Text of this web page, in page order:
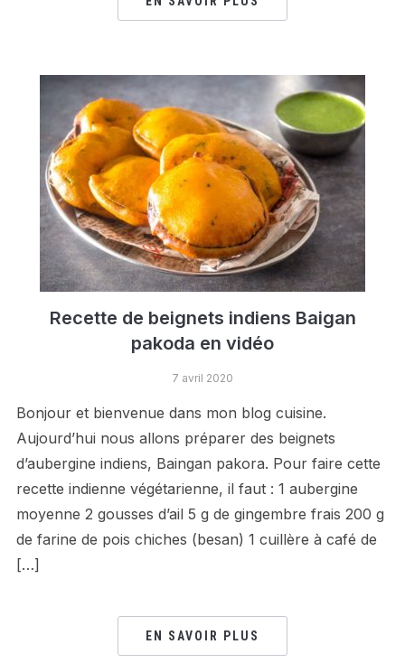
Recette de beignets indiens Baigan
pakoda en vidéo
7 avril 2020
Bonjour et bienvenue dans mon blog cuisine.
Aujourd’hui nous allons préparer des beignets
d’aubergine indiens, Baingan pakora. Pour faire cette
recette indienne végétarienne, il faut : 1 aubergine
moyenne 2 gousses d’ail 5 g de gingembre frais 200 g
de farine de pois chiches (besan) 1 cuillère à café de
[…]
EN SAVOIR PLUS